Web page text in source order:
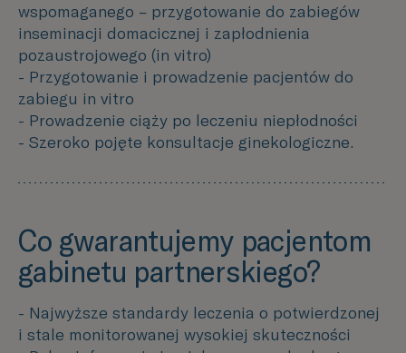
wspomaganego – przygotowanie do zabiegów
inseminacji domacicznej i zapłodnienia
pozaustrojowego (in vitro)
- Przygotowanie i prowadzenie pacjentów do
zabiegu in vitro
- Prowadzenie ciąży po leczeniu niepłodności
- Szeroko pojęte konsultacje ginekologiczne.
Co gwarantujemy pacjentom
gabinetu partnerskiego?
- Najwyższe standardy leczenia o potwierdzonej
i stale monitorowanej wysokiej skuteczności